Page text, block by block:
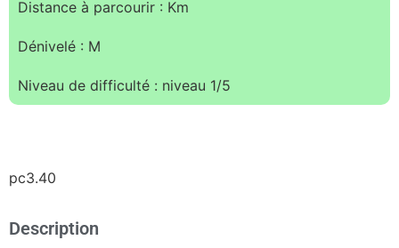
Distance à parcourir : Km
Dénivelé : M
Niveau de difficulté : niveau 1/5
pc3.40
Description